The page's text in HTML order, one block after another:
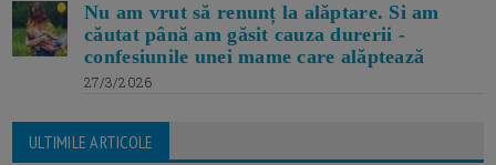
Nu am vrut să renunț la alăptare. Si am
căutat până am găsit cauza durerii -
confesiunile unei mame care alăptează
27/3/2026
ULTIMILE ARTICOLE